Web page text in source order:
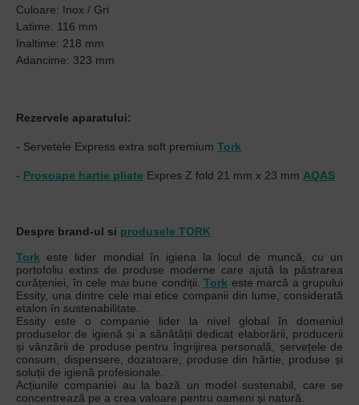
Culoare: Inox / Gri
Latime: 116 mm
Inaltime: 218 mm
Adancime: 323 mm
Rezervele aparatului:
- Servetele Express extra soft premium Tork
- Prosoape hartie pliate Expres Z fold 21 mm x 23 mm AQAS
Despre brand-ul si produsele TORK
Tork este lider mondial în igiena la locul de muncă, cu un
portofoliu extins de produse moderne care ajută la păstrarea
curățeniei, în cele mai bune condiții. Tork este marcă a grupului
Essity, una dintre cele mai etice companii din lume, considerată
etalon în sustenabilitate.
Essity este o companie lider la nivel global în domeniul
produselor de igienă și a sănătății dedicat elaborării, producerii
și vânzării de produse pentru îngrijirea personală, șervețele de
consum, dispensere, dozatoare, produse din hârtie, produse și
soluții de igienă profesionale.
Acțiunile companiei au la bază un model sustenabil, care se
concentrează pe a crea valoare pentru oameni și natură.